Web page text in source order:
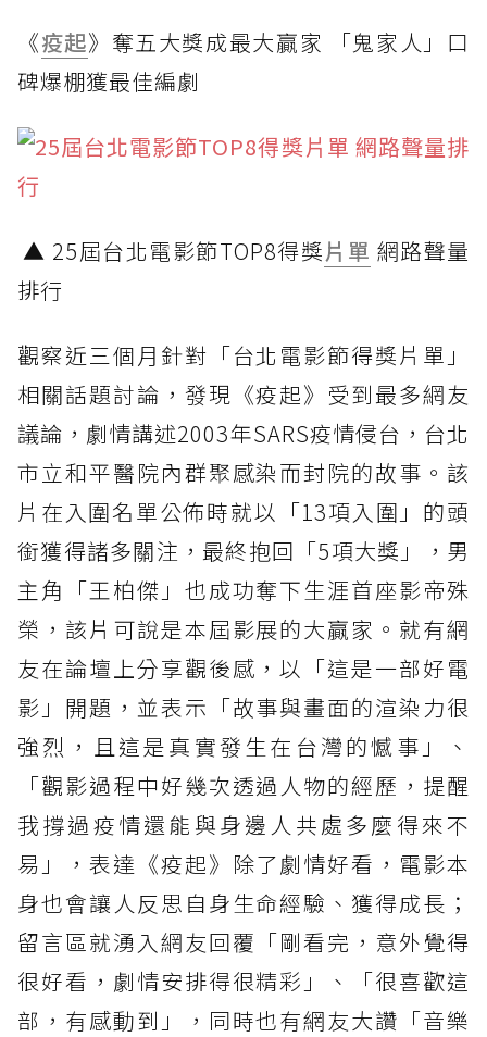
《疫起》奪五大獎成最大贏家 「鬼家人」口
碑爆棚獲最佳編劇
▲ 25屆台北電影節TOP8得獎片單 網路聲量
排行
觀察近三個月針對「台北電影節得獎片單」
相關話題討論，發現《疫起》受到最多網友
議論，劇情講述2003年SARS疫情侵台，台北
市立和平醫院內群聚感染而封院的故事。該
片在入圍名單公佈時就以「13項入圍」的頭
銜獲得諸多關注，最終抱回「5項大獎」，男
主角「王柏傑」也成功奪下生涯首座影帝殊
榮，該片可說是本屆影展的大贏家。就有網
友在論壇上分享觀後感，以「這是一部好電
影」開題，並表示「故事與畫面的渲染力很
強烈，且這是真實發生在台灣的憾事」、
「觀影過程中好幾次透過人物的經歷，提醒
我撐過疫情還能與身邊人共處多麼得來不
易」，表達《疫起》除了劇情好看，電影本
身也會讓人反思自身生命經驗、獲得成長；
留言區就湧入網友回覆「剛看完，意外覺得
很好看，劇情安排得很精彩」、「很喜歡這
部，有感動到」，同時也有網友大讚「音樂